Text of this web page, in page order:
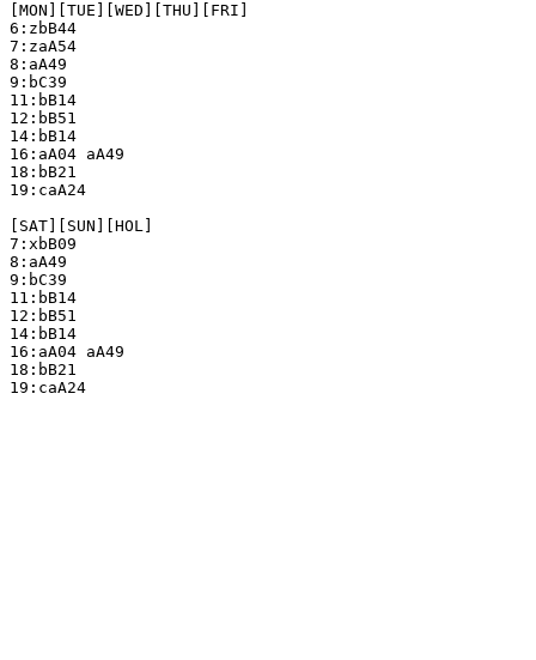
[MON][TUE][WED][THU][FRI]
6:zbB44
7:zaA54
8:aA49
9:bC39
11:bB14
12:bB51
14:bB14
16:aA04 aA49
18:bB21
19:caA24
[SAT][SUN][HOL]
7:xbB09
8:aA49
9:bC39
11:bB14
12:bB51
14:bB14
16:aA04 aA49
18:bB21
19:caA24